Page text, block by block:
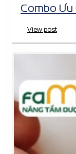
Combo
View post